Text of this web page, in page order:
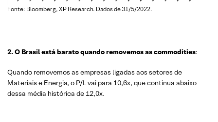
Fonte: Bloomberg, XP Research. Dados de 31/5/2022.
2. O Brasil está barato quando removemos as commodities:
Quando removemos as empresas ligadas aos setores de
Materiais e Energia, o P/L vai para 10,6x, que continua abaixo
dessa média histórica de 12,0x.